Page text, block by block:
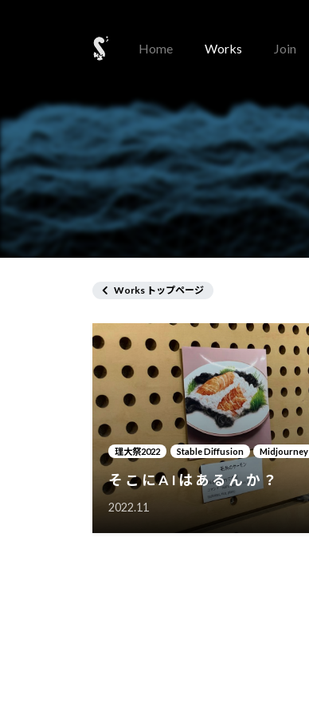
Home Works Join
Works トップページ
理大祭2022 Stable Diffusion Midjourney
そこにAIはあるんか？
2022.11